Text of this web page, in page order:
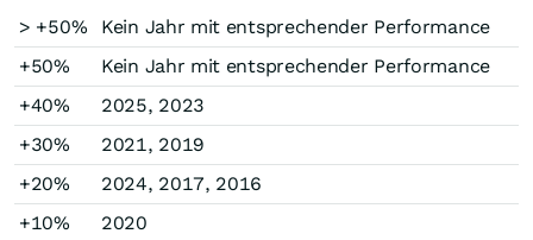
> +50%
Kein Jahr mit entsprechender Performance
+50%
Kein Jahr mit entsprechender Performance
+40%
2025, 2023
+30%
2021, 2019
+20%
2024, 2017, 2016
+10%
2020